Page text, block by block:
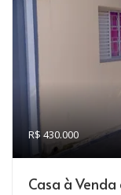
R$ 430.000
Casa à